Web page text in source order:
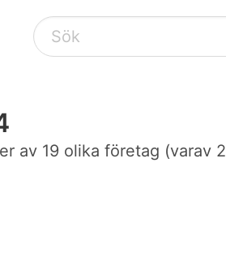
av 19 olika företag (varav 2